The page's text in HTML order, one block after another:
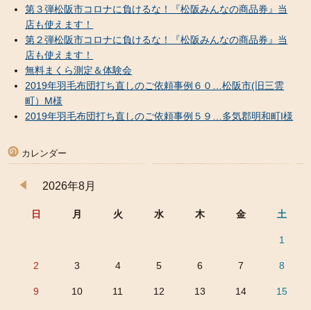
第３弾松阪市コロナに負けるな！『松阪みんなの商品券』当
店も使えます！
第２弾松阪市コロナに負けるな！『松阪みんなの商品券』当
店も使えます！
無料まくら測定＆体験会
2019年羽毛布団打ち直しのご依頼事例６０…松阪市(旧三雲
町）M様
2019年羽毛布団打ち直しのご依頼事例５９…多気郡明和町I様
カレンダー
2026年8月
日 月 火 水 木 金 土
1
2 3 4 5 6 7 8
9 10 11 12 13 14 15